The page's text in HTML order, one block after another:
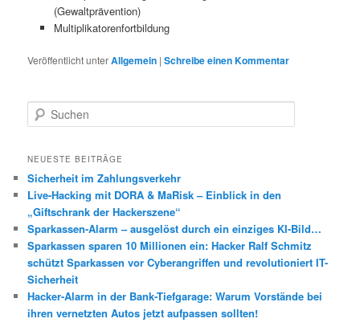
(Gewaltprävention)
Multiplikatorenfortbildung
Veröffentlicht unterAllgemein |Schreibe einen Kommentar
u
h
n
NEUESTE BEITRÄGE
Sicherheit im Zahlungsverkehr
Live-Hacking mit DORA & MaRisk – Einblick in den
„Giftschrank der Hackerszene“
Sparkassen-Alarm – ausgelöst durch ein einziges KI-Bild…
Sparkassen sparen 10 Millionen ein: Hacker Ralf Schmitz
schützt Sparkassen vor Cyberangriffen und revolutioniert IT-
Sicherheit
Hacker-Alarm in der Bank-Tiefgarage: Warum Vorstände bei
ihren vernetzten Autos jetzt aufpassen sollten!